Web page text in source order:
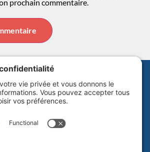
prochain commentaire.